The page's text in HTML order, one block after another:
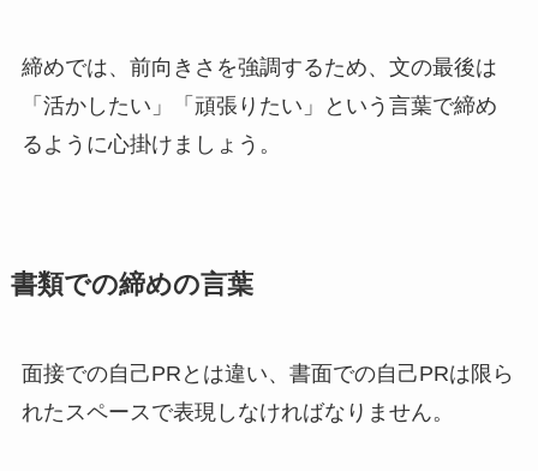
締めでは、前向きさを強調するため、文の最後は
「活かしたい」「頑張りたい」という言葉で締め
るように心掛けましょう。
書類での締めの言葉
面接での自己PRとは違い、書面での自己PRは限ら
れたスペースで表現しなければなりません。